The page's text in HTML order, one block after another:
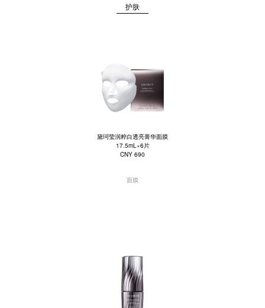
护肤
黛珂莹润粹白透亮菁华面膜
17.5mL×6片
CNY 690
面膜